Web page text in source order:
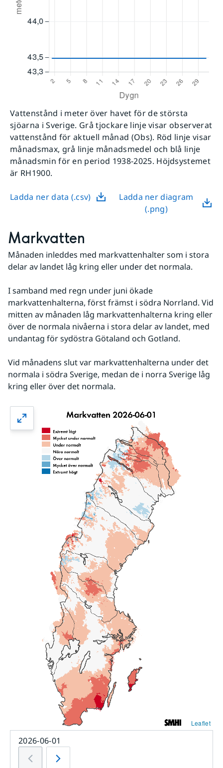
Vattenstånd i meter över havet för de största
sjöarna i Sverige. Grå tjockare linje visar observerat
vattenstånd för aktuell månad (Obs). Röd linje visar
månadsmax, grå linje månadsmedel och blå linje
månadsmin för en period 1938-2025. Höjdsystemet
är RH1900.
Ladda ner data (.csv)
Ladda ner diagram
(.png)
Markvatten
Månaden inleddes med markvattenhalter som i stora
delar av landet låg kring eller under det normala.
I samband med regn under juni ökade
markvattenhalterna, först främst i södra Norrland. Vid
mitten av månaden låg markvattenhalterna kring eller
över de normala nivåerna i stora delar av landet, med
undantag för sydöstra Götaland och Gotland.
Vid månadens slut var markvattenhalterna under det
normala i södra Sverige, medan de i norra Sverige låg
kring eller över det normala.
Leaflet
2026-06-01